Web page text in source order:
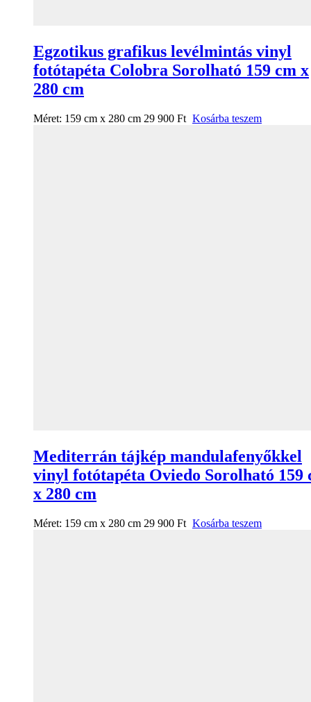
Egzotikus grafikus levélmintás vinyl
fotótapéta Colobra Sorolható 159 cm x
280 cm
Méret: 159 cm x 280 cm 29 900 Ft Kosárba teszem
Mediterrán tájkép mandulafenyőkkel
vinyl fotótapéta Oviedo Sorolható 159
x 280 cm
Méret: 159 cm x 280 cm 29 900 Ft Kosárba teszem